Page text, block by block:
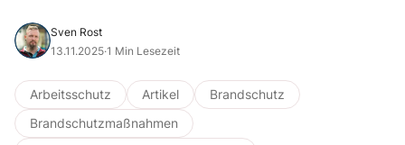
Sven Rost
13.11.2025·1 Min Lesezeit
Arbeitsschutz Artikel
Brandschutz
Brandschutzmaßnahmen